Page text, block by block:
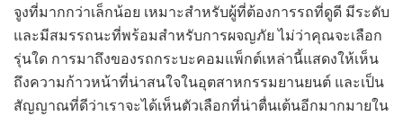
จูงที่มากกว่าเล็กน้อย เหมาะสำหรับผู้ที่ต้องการรถที่ดูดี มีระดับ
และมีสมรรถนะที่พร้อมสำหรับการผจญภัย ไม่ว่าคุณจะเลือก
รุ่นใด การมาถึงของรถกระบะคอมแพ็กต์เหล่านี้แสดงให้เห็น
ถึงความก้าวหน้าที่น่าสนใจในอุตสาหกรรมยานยนต์ และเป็น
สัญญาณที่ดีว่าเราจะได้เห็นตัวเลือกที่น่าตื่นเต้นอีกมากมายใน